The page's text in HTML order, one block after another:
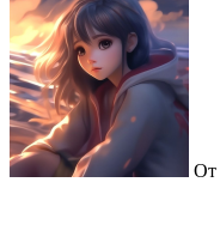
От